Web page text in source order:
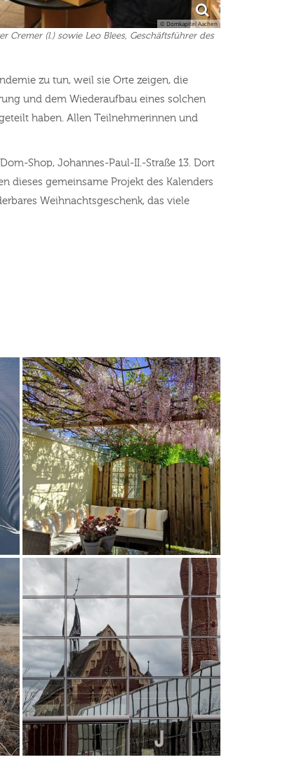
© Domkapitel Aachen
Cremer (l.) sowie Leo Blees, Geschäftsführer des
zu tun, weil sie Orte zeigen, die
und dem Wiederaufbau eines solchen
haben. Allen Teilnehmerinnen und
Shop, Johannes-Paul-II.-Straße 13. Dort
dieses gemeinsame Projekt des Kalenders
Weihnachtsgeschenk, das viele